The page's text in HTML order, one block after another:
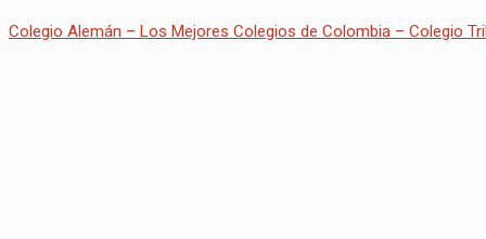
Colegio Alemán – Los Mejores Colegios de Colombia – Colegio